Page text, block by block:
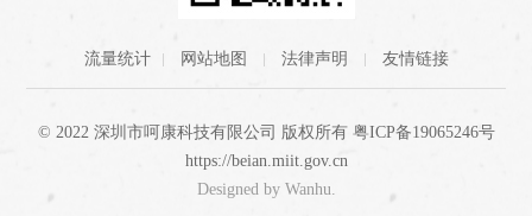
流量统计 网站地图 法律声明 友情链接
© 2022 深圳市呵康科技有限公司 版权所有 粤ICP备19065246号
https://beian.miit.gov.cn
Designed by Wanhu